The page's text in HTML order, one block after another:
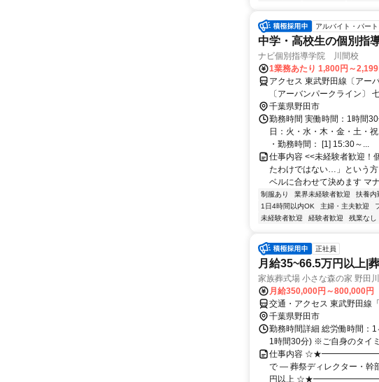
アルバイト・パート
中学・高校生の個別指
ナビ個別指導学院 川間校
1業務あたり 1,800円～2,199
アクセス 東武野田線〔アー
〔アーバンパークライン〕
千葉県野田市
勤務時間 実働時間：1時間
日：火・水・木・金・土・
・勤務時間： [1] 15:30～...
仕事内容 <<未経験者歓迎！
たわけではない…」という
ベルに合わせて決めます マ
制服あり 業界未経験者歓迎 扶養内
1日4時間以内OK
主婦・主夫歓迎
未経験者歓迎
経験者歓迎 残業なし
正社員
月給35~66.5万円以上|
家族葬式場 小さな森の家 野田
月給350,000円～800,000円
交通・アクセス 東武野田線
千葉県野田市
勤務時間詳細 総労働時間：
1時間30分) ※ご自身のタイ
仕事内容
で ― 葬祭ディレクター・幹
円以上